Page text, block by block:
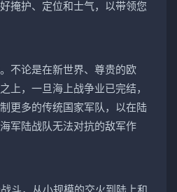
掩护、定位和士气，以带领您
不论是在新世界、尊贵的欧
上，一旦海上战争业已完结，
更多的传统国家军队，以在陆
军陆战队无法对抗的敌军作